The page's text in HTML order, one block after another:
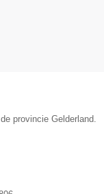
provincie Gelderland.